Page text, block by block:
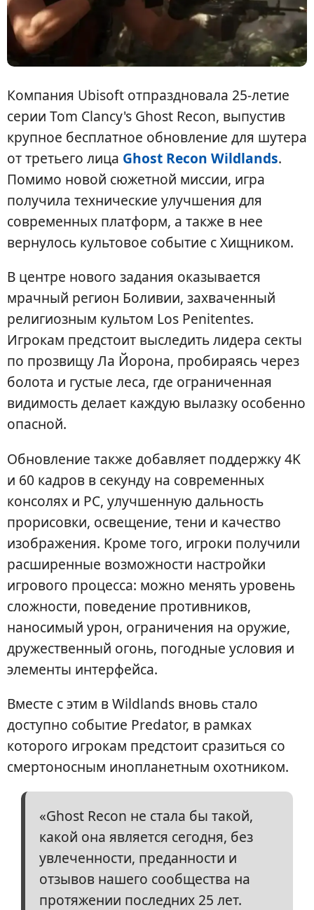
Компания Ubisoft отпраздновала 25-летие
серии Tom Clancy's Ghost Recon, выпустив
крупное бесплатное обновление для шутера
от третьего лица Ghost Recon Wildlands.
Помимо новой сюжетной миссии, игра
получила технические улучшения для
современных платформ, а также в нее
вернулось культовое событие с Хищником.
В центре нового задания оказывается
мрачный регион Боливии, захваченный
религиозным культом Los Penitentes.
Игрокам предстоит выследить лидера секты
по прозвищу Ла Йорона, пробираясь через
болота и густые леса, где ограниченная
видимость делает каждую вылазку особенно
опасной.
Обновление также добавляет поддержку 4K
и 60 кадров в секунду на современных
консолях и PC, улучшенную дальность
прорисовки, освещение, тени и качество
изображения. Кроме того, игроки получили
расширенные возможности настройки
игрового процесса: можно менять уровень
сложности, поведение противников,
наносимый урон, ограничения на оружие,
дружественный огонь, погодные условия и
элементы интерфейса.
Вместе с этим в Wildlands вновь стало
доступно событие Predator, в рамках
которого игрокам предстоит сразиться со
смертоносным инопланетным охотником.
«Ghost Recon не стала бы такой,
какой она является сегодня, без
увлеченности, преданности и
отзывов нашего сообщества на
протяжении последних 25 лет.